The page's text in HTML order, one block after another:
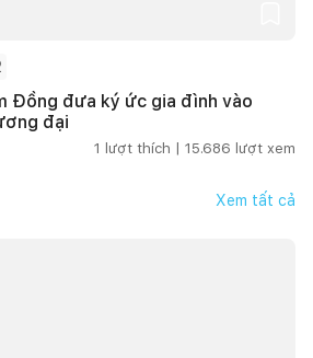
Đồng đưa ký ức gia đình vào
đại
1 lượt thích | 15.686 lượt xem
Xem tất cả